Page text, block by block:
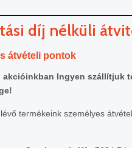
díj nélküli
átvételi pontok
akcióinkban Ingyen szállítjuk
termékeink személyes